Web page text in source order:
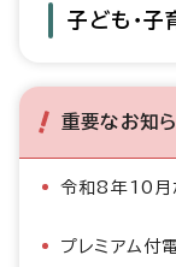
子ども・子
重要なお知
令和8年10月
プレミアム付